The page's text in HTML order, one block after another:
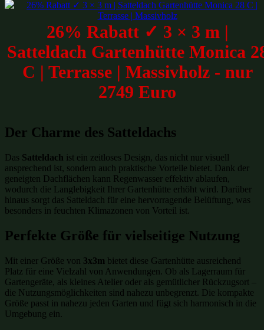
26% Rabatt ✓ 3 × 3 m |
Satteldach Gartenhütte Monica
C | Terrasse | Massivholz - nur
2749 Euro
Der Charme des Satteldachs
Das Satteldach ist ein zeitloses Design, das nicht nur visuell
ansprechend ist, sondern auch praktische Vorteile bietet. Dank der
geneigten Dachflächen kann Regenwasser effektiv ablaufen,
wodurch die Langlebigkeit Ihrer Gartenhütte erhöht wird. Darüber
hinaus sorgt das Satteldach für eine hervorragende Belüftung, was
besonders in feuchten Klimazonen von Vorteil ist.
Perfekte Größe für vielseitige Nutzung
Mit einer Größe von 3x3m bietet diese Gartenhütte ausreichend
Platz für eine Vielzahl von Anwendungen. Ob als Lagerraum für
Gartengeräte, als kleines Atelier oder als gemütlicher Rückzugsort –
die Nutzungsmöglichkeiten sind nahezu unbegrenzt. Die kompakte
Größe passt in nahezu jeden Garten und fügt sich harmonisch in die
Umgebung ein.